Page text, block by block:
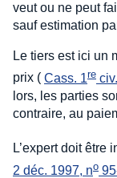
veut ou ne peut
sauf estimation
Le tiers est ici un
prix ( Cass. 1re
lors, les parties
contraire, au
L’expert doit être
2 déc. 1997, no